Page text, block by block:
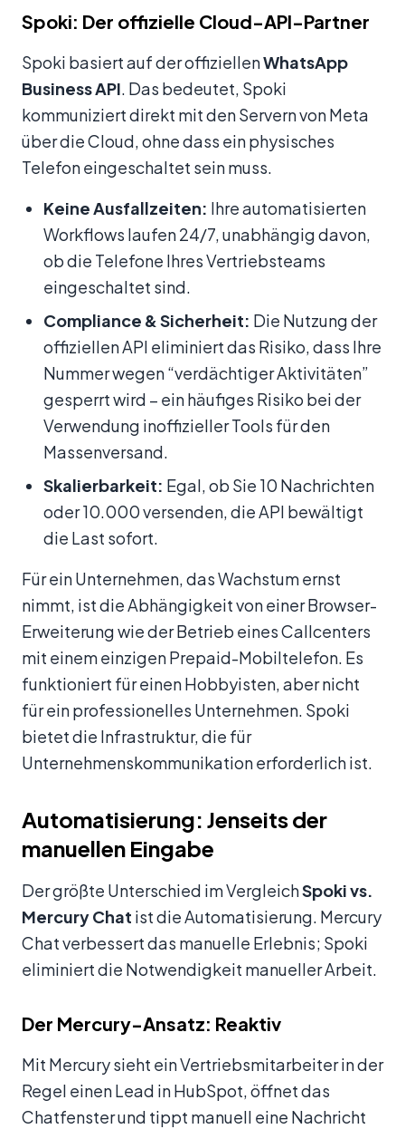
Spoki: Der offizielle Cloud-API-Partner
Spoki basiert auf der offiziellenWhatsApp
Business API. Das bedeutet, Spoki
kommuniziert direkt mit den Servern von Meta
über die Cloud, ohne dass ein physisches
Telefon eingeschaltet sein muss.
Keine Ausfallzeiten: Ihre automatisierten
Workflows laufen 24/7, unabhängig davon,
ob die Telefone Ihres Vertriebsteams
eingeschaltet sind.
Compliance & Sicherheit: Die Nutzung der
offiziellen API eliminiert das Risiko, dass Ihre
Nummer wegen “verdächtiger Aktivitäten”
gesperrt wird – ein häufiges Risiko bei der
Verwendung inoffizieller Tools für den
Massenversand.
Skalierbarkeit: Egal, ob Sie 10 Nachrichten
oder 10.000 versenden, die API bewältigt
die Last sofort.
Für ein Unternehmen, das Wachstum ernst
nimmt, ist die Abhängigkeit von einer Browser-
Erweiterung wie der Betrieb eines Callcenters
mit einem einzigen Prepaid-Mobiltelefon. Es
funktioniert für einen Hobbyisten, aber nicht
für ein professionelles Unternehmen. Spoki
bietet die Infrastruktur, die für
Unternehmenskommunikation erforderlich ist.
Automatisierung: Jenseits der
manuellen Eingabe
Der größte Unterschied im VergleichSpoki vs.
Mercury Chat ist die Automatisierung. Mercury
Chat verbessert das manuelle Erlebnis; Spoki
eliminiert die Notwendigkeit manueller Arbeit.
Der Mercury-Ansatz: Reaktiv
Mit Mercury sieht ein Vertriebsmitarbeiter in der
Regel einen Lead in HubSpot, öffnet das
Chatfenster und tippt manuell eine Nachricht